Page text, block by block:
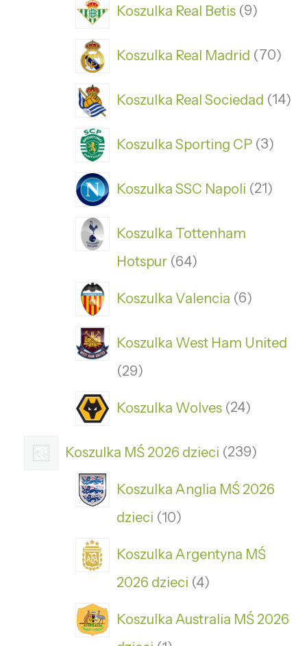
Koszulka Real Betis 9
Koszulka Real Madrid 70
Koszulka Real Sociedad 14
Koszulka Sporting CP 3
Koszulka SSC Napoli 21
Koszulka Tottenham
Hotspur 64
Koszulka Valencia 6
Koszulka West Ham United
29
Koszulka Wolves 24
Koszulka MŚ 2026 dzieci 239
Koszulka Anglia MŚ 2026
dzieci 10
Koszulka Argentyna MŚ
2026 dzieci 4
Koszulka Australia MŚ 2026